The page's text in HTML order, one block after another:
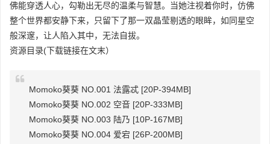
佛能穿透人心，勾勒出无尽的温柔与智慧。当她注视着你时，仿佛
整个世界都安静下来，只留下了那一双晶莹剔透的眼眸，如同星空
般深邃，让人陷入其中，无法自拔。
资源目录(下载链接在文末）
Momoko葵葵 NO.001 法露忒 [20P-394MB]
Momoko葵葵 NO.002 空音 [20P-333MB]
Momoko葵葵 NO.003 陆乃 [10P-167MB]
Momoko葵葵 NO.004 爱宕 [26P-200MB]